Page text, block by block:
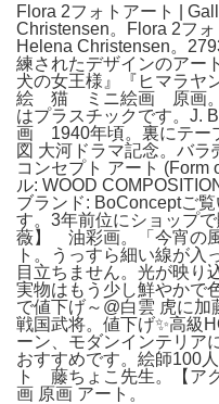
Flora 2フォトアート |
Christensen。Flora 2フォ
Helena Christensen。
練されたデザインのアー
犬の女王様』『ヒマラヤ
絵 猫 ミニ絵画 原画。
はプラスチックです。J.
画 1940年頃。裏にテー
図 大河ドラマ記念。バ
コンセプト アート (Form
ル: WOOD
ブランド: BoConceptご
す。3年前位にショップ
薇】 油彩画。「今宵の
ト。うっすら細い線が入
目立ちません。光が映り
実物はもう少し鮮やかで
で値下げ～@白雲 虎に
戦国武将。値下げ✨高級
ーン、モダンインテリア
おすすめです。絵師100
ト 藤ちょこ先生。【ア
画 原画 アート。